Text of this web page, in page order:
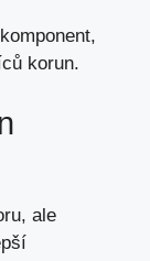
korun.
ale